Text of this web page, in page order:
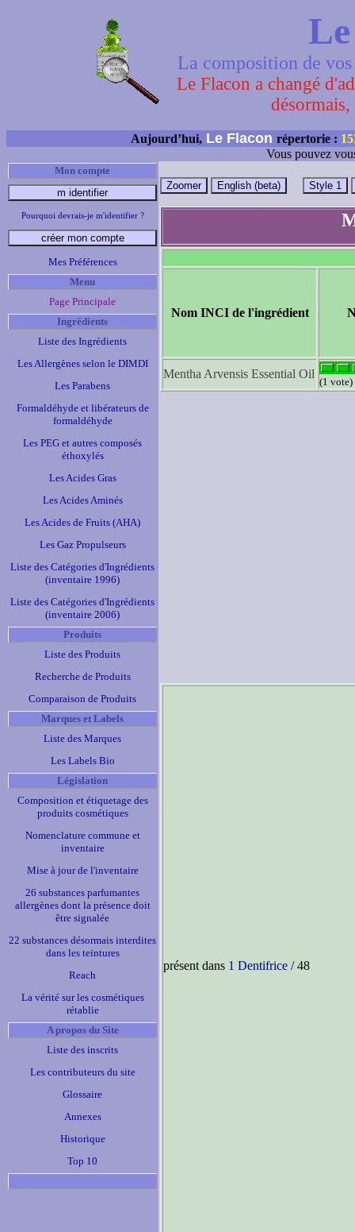
La composition de
Le Flacon a changé
Aujourd’hui, Le Flacon répertorie :
Vous pouvez
Mon compte
Pourquoi devrais-je m'identifier ?
Mes Préférences
Menu
Page Principale
Ingrédients
Liste des Ingrédients
Les Allergènes selon le DIMDI
Les Parabens
Formaldéhyde et libérateurs de
formaldéhyde
Les PEG et autres composés
éthoxylés
Les Acides Gras
Les Acides Aminés
Les Acides de Fruits (AHA)
Les Gaz Propulseurs
Liste des Catégories d'Ingrédients
(inventaire 1996)
Liste des Catégories d'Ingrédients
(inventaire 2006)
Produits
Liste des Produits
Recherche de Produits
Comparaison de Produits
Marques et Labels
Liste des Marques
Les Labels Bio
Législation
Composition et étiquetage des
produits cosmétiques
Nomenclature commune et
inventaire
Mise à jour de l'inventaire
26 substances parfumantes
allergènes dont la présence doit
être signalée
22 substances désormais interdites
dans les teintures
Reach
La vérité sur les cosmétiques
rétablie
A propos du Site
Liste des inscrits
Les contributeurs du site
Glossaire
Annexes
Historique
Top 10
Nom INCI de l'ingrédient
Mentha Arvensis Essential Oil
(1 vote)
présent dans 1 Dentifrice / 48